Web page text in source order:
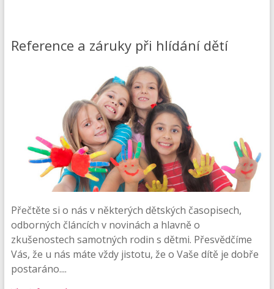
Reference a záruky při hlídání dětí
Přečtěte si o nás v některých dětských časopisech,
odborných článcích v novinách a hlavně o
zkušenostech samotných rodin s dětmi. Přesvědčíme
Vás, že u nás máte vždy jistotu, že o Vaše dítě je dobře
postaráno....